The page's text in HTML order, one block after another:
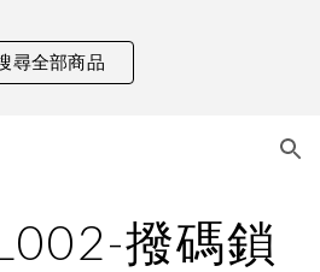
尋全部商品
撥碼鎖